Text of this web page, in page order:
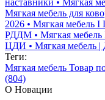
наставники • Мягкая
Мягкая мебель для
2026 • Мягкая мебель I
РДДМ • Мягкая
ЦДИ • Мягкая мебель
Теги:
Мягкая мебель Товар
(804)
О Новации